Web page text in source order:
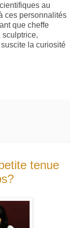
au
ces personnalités
que cheffe
sculptrice,
la curiosité
tenue